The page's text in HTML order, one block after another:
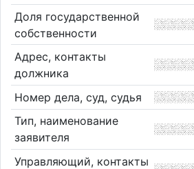
Доля государственной
собственности
Адрес, контакты
должника
Номер дела, суд, судья
Тип, наименование
заявителя
Управляющий, контакты